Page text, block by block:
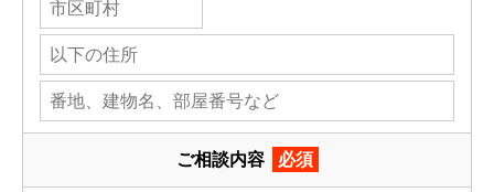
ご相談内容 必須